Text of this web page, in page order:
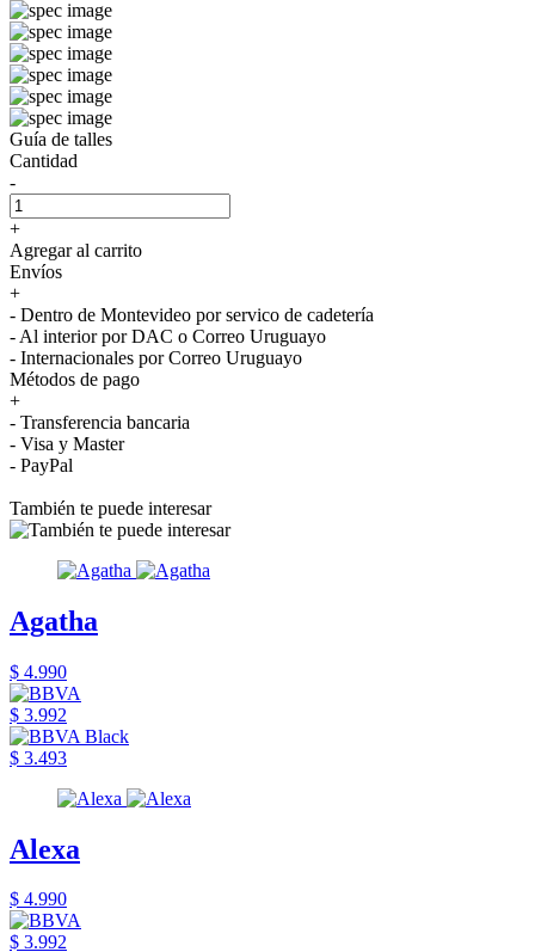
Guía de talles
Cantidad
-
+
Agregar al carrito
Envíos
+
- Dentro de Montevideo por servico de cadetería
- Al interior por DAC o Correo Uruguayo
- Internacionales por Correo Uruguayo
Métodos de pago
+
- Transferencia bancaria
- Visa y Master
- PayPal
También te puede interesar
Agatha
$ 4.990
$ 3.992
$ 3.493
Alexa
$ 4.990
$ 3.992